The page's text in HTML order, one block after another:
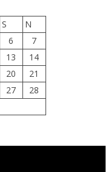
S
N
6
7
13
14
20
21
27
28